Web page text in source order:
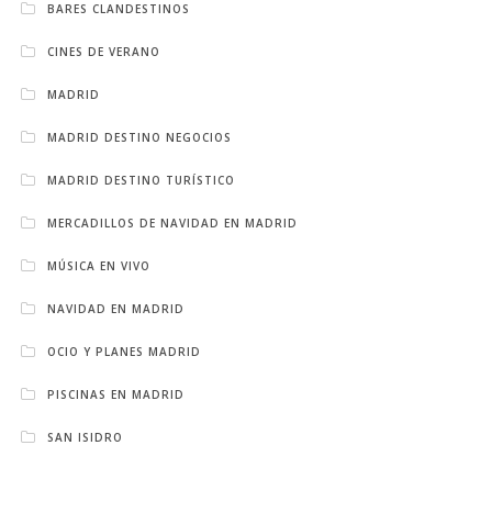
BARES CLANDESTINOS
CINES DE VERANO
MADRID
MADRID DESTINO NEGOCIOS
MADRID DESTINO TURÍSTICO
MERCADILLOS DE NAVIDAD EN MADRID
MÚSICA EN VIVO
NAVIDAD EN MADRID
OCIO Y PLANES MADRID
PISCINAS EN MADRID
SAN ISIDRO